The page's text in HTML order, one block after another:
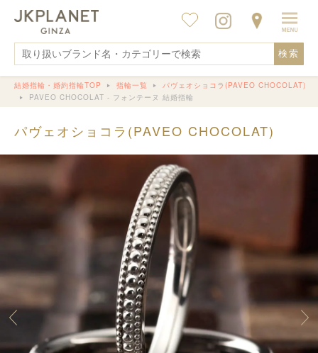
検索
結婚指輪・婚約指輪TOP 指輪一覧
パヴェオショコラ(PAVEO CHOCOLAT)
PAVEO CHOCOLAT - フォンテーヌ 結婚指輪
パヴェオショコラ(PAVEO CHOCOLAT)